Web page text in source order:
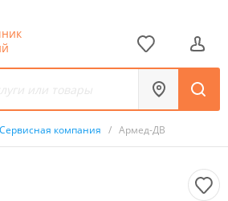
Сервисная компания / Армед-ДВ